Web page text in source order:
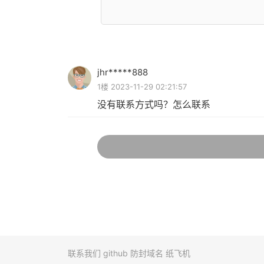
jhr*****888
1楼 2023-11-29 02:21:57
没有联系方式吗？怎么联系
联系我们 github 防封域名 纸飞机